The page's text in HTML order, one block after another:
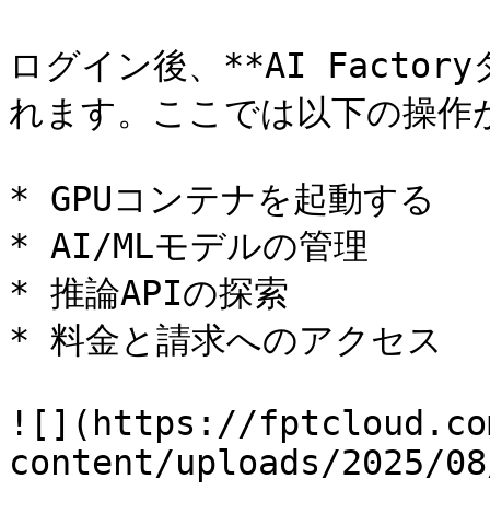
ログイン後、**AI Factory
れます。ここでは以下の操作
* GPUコンテナを起動する
* AI/MLモデルの管理
* 推論APIの探索
* 料金と請求へのアクセス
![](https://
content/uploads/2025/